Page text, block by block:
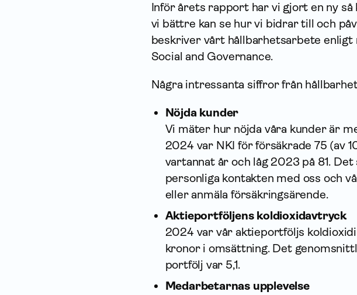
Inför årets rapport har vi gjort en ny
vi bättre kan se hur vi bidrar till och
beskriver vårt hållbarhetsarbete enligt
Social and Governance.
Några intressanta siffror från
Nöjda kunder
Vi mäter hur nöjda våra kunder är
2024 var NKI för försäkrade 75 (av
vartannat år och låg 2023 på 81.
personliga kontakten med oss och
eller anmäla försäkringsärende.
Aktieportföljens koldioxidavtryck
2024 var vår aktieportföljs
kronor i omsättning. Det
portfölj var 5,1.
Medarbetarnas upplevelse